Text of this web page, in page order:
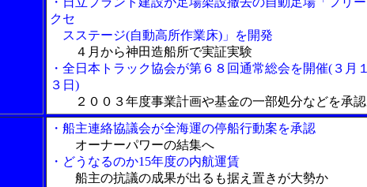
クセ
スステージ(自動高所作業床)」を開発
４月から神田造船所で実証実験
・全日本トラック協会が第６８回通常総会を開催(３月１
３日)
２００３年度事業計画や基金の一部処分などを承認
・船主連絡協議会が全海運の停船行動案を承認
オーナーパワーの結集へ
・どうなるのか15年度の内航運賃
船主の抗議の成果が出るも据え置きが大勢か